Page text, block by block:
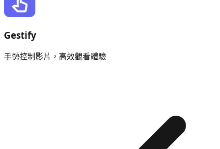
Gestify
手勢控制影片，高效觀看體驗